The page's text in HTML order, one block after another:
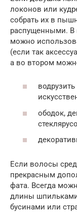
локонов или
собрать их в
распущенными. В
можно
(если так
а во втором
ободок,
Если волосы
прекрасным
фата. Всегда
длины
бусинами или